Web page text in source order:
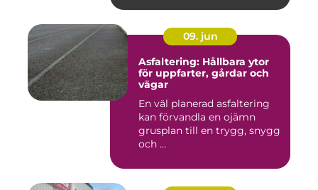
09. jun
Asfaltering: Hållbara ytor
för uppfarter, gårdar och
vägar
En väl planerad asfaltering
kan förvandla en ojämn
grusplan till en trygg, snygg
och ...